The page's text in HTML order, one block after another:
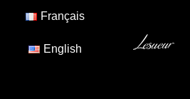
Français
English